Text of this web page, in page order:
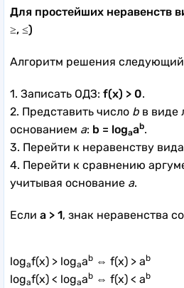
Для простейших неравенств
≥, ≤)
Алгоритм решения
1. Записать ОДЗ: f(x) > 0.
2. Представить число b в виде
основанием а: b = logaab.
3. Перейти к неравенству
4. Перейти к сравнению
учитывая основание a.
Если a > 1, знак неравенства
logaf(x) > logaab ⇔ f(x) > ab
logaf(x) < logaab ⇔ f(x) < ab